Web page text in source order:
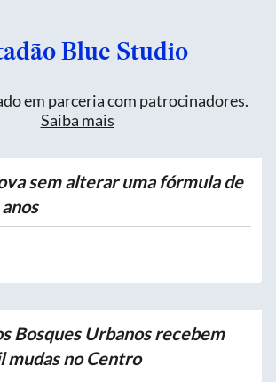
Blue Studio
em parceria com patrocinadores.
Saiba mais
sem alterar uma fórmula de
Bosques Urbanos recebem
mudas no Centro